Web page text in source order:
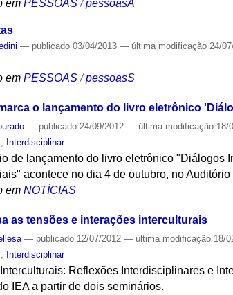
em PESSOAS /pessoasA
— publicado 03/04/2013— última modificação 24/
em PESSOAS /pessoasS
o lançamento do livro eletrônico
— publicado 24/09/2012— última modificação 18/
Interdisciplinar
de lançamento do livro eletrônico
acontece no dia 4 de outubro, no Auditório
em NOTÍCIAS
as tensões e interações interculturais
— publicado 12/07/2012— última modificação 18/
Interdisciplinar
Reflexões Interdisciplinares e
IEA a partir de dois seminários.